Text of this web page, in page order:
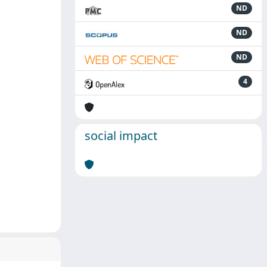
ND
ND
ND
4
social impact